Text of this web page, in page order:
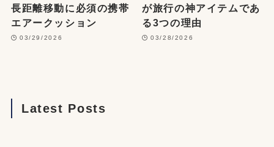
長距離移動に必須の携帯
エアークッション
03/29/2026
が旅行の神アイテムであ
る3つの理由
03/28/2026
Latest Posts